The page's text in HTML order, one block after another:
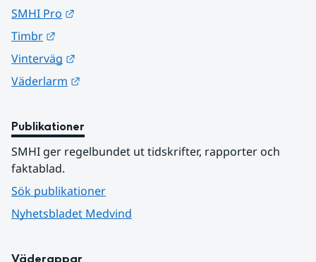
SMHI Pro
Timbr
Vinterväg
Väderlarm
Publikationer
SMHI ger regelbundet ut tidskrifter, rapporter och
faktablad.
Sök publikationer
Nyhetsbladet Medvind